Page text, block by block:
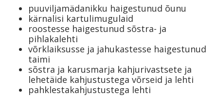
puuviljamädanikku haigestunud õunu
kärnalisi kartulimugulaid
roostesse haigestunud sõstra- ja
pihlakalehti
võrklaiksusse ja jahukastesse haigestunud
taimi
sõstra ja karusmarja kahjurivastsete ja
lehetäide kahjustustega võrseid ja lehti
pahklestakahjustustega lehti